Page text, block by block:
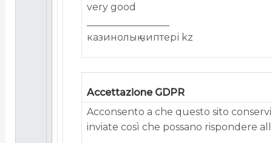
very good
казинолық чиптері kz
Accettazione GDPR
Acconsento a che questo sito
inviate così che possano rispondere